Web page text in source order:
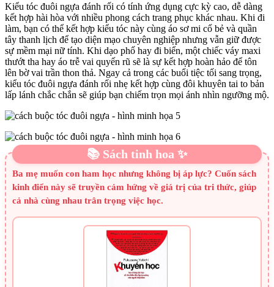
Kiểu tóc đuôi ngựa đánh rối có tính ứng dụng cực kỳ cao, dễ dàng
kết hợp hài hòa với nhiều phong cách trang phục khác nhau. Khi đi
làm, bạn có thể kết hợp kiểu tóc này cùng áo sơ mi cổ bẻ và quần
tây thanh lịch để tạo diện mạo chuyên nghiệp nhưng vẫn giữ được
sự mềm mại nữ tính. Khi dạo phố hay đi biển, một chiếc váy maxi
thướt tha hay áo trễ vai quyến rũ sẽ là sự kết hợp hoàn hảo để tôn
lên bờ vai trần thon thả. Ngay cả trong các buổi tiệc tối sang trọng,
kiểu tóc đuôi ngựa đánh rối nhẹ kết hợp cùng đôi khuyên tai to bản
lấp lánh chắc chắn sẽ giúp bạn chiếm trọn mọi ánh nhìn ngưỡng mộ.
📚 Sách tinh hoa ✨
Ba mẹ muốn con ham học nhưng không bị áp lực? Cuốn sách
kinh điển này sẽ truyền cảm hứng về giá trị của tri thức, giúp
cả nhà cùng nhau trân trọng việc học.